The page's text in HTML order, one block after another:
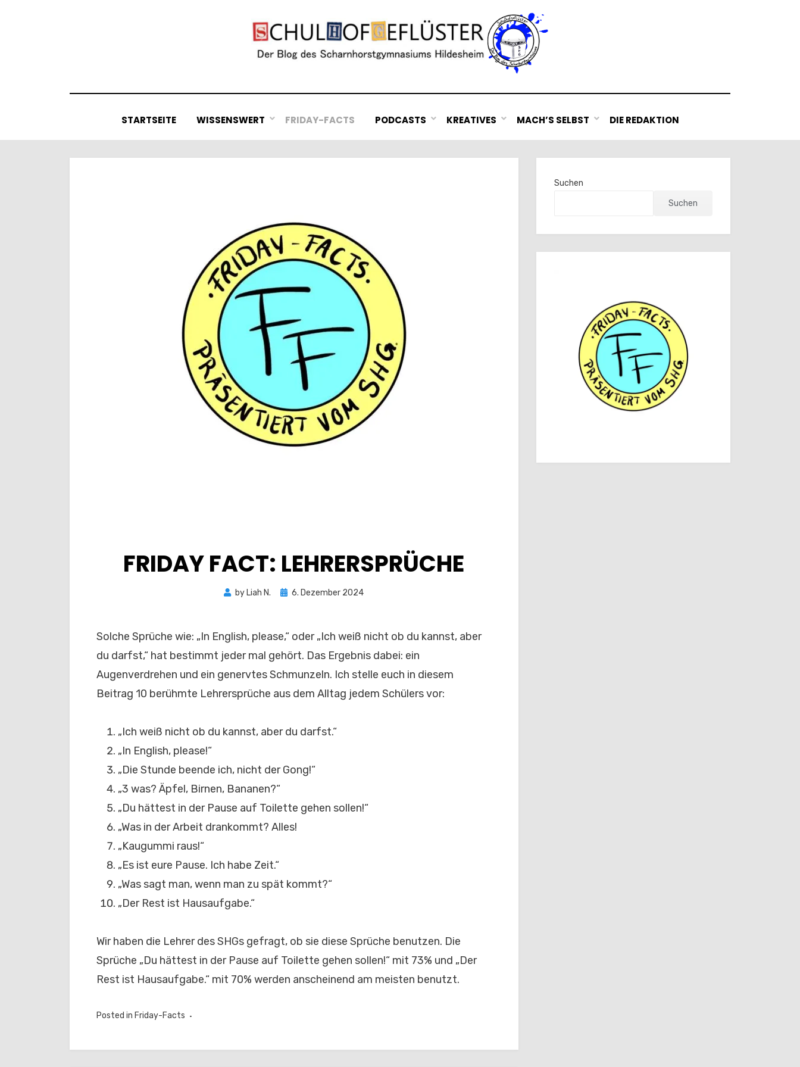
STARTSEITE WISSENSWERT FRIDAY-FACTS PODCASTS KREATIVES MACH’S SELBST DIE REDAKTION
FRIDAY FACT: LEHRERSPRÜCHE
by Liah N.
Posted
6. Dezember 2024
Solche Sprüche wie: „In English, please,“ oder „Ich weiß nicht ob du kannst, aber
du darfst,“ hat bestimmt jeder mal gehört. Das Ergebnis dabei: ein
Augenverdrehen und ein genervtes Schmunzeln. Ich stelle euch in diesem
Beitrag 10 berühmte Lehrersprüche aus dem Alltag jedem Schülers vor:
„Ich weiß nicht ob du kannst, aber du darfst.“
„In English, please!“
„Die Stunde beende ich, nicht der Gong!“
„3 was? Äpfel, Birnen, Bananen?“
„Du hättest in der Pause auf Toilette gehen sollen!“
„Was in der Arbeit drankommt? Alles!
„Kaugummi raus!“
„Es ist eure Pause. Ich habe Zeit.“
„Was sagt man, wenn man zu spät kommt?“
„Der Rest ist Hausaufgabe.“
Wir haben die Lehrer des SHGs gefragt, ob sie diese Sprüche benutzen. Die
Sprüche „Du hättest in der Pause auf Toilette gehen sollen!“ mit 73% und „Der
Rest ist Hausaufgabe.“ mit 70% werden anscheinend am meisten benutzt.
Posted in Friday-Facts
Suchen
Suchen